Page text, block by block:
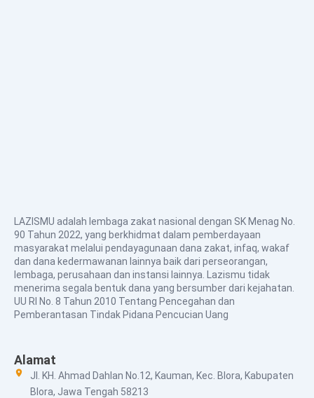
LAZISMU adalah lembaga zakat nasional dengan SK Menag No.
90 Tahun 2022, yang berkhidmat dalam pemberdayaan
masyarakat melalui pendayagunaan dana zakat, infaq, wakaf
dan dana kedermawanan lainnya baik dari perseorangan,
lembaga, perusahaan dan instansi lainnya. Lazismu tidak
menerima segala bentuk dana yang bersumber dari kejahatan.
UU RI No. 8 Tahun 2010 Tentang Pencegahan dan
Pemberantasan Tindak Pidana Pencucian Uang
Alamat
Jl. KH. Ahmad Dahlan No.12, Kauman, Kec. Blora, Kabupaten
Blora, Jawa Tengah 58213